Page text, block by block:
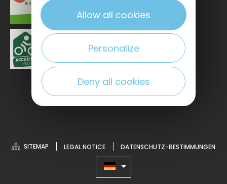
SITEMAP LEGAL NOTICE DATENSCHUTZ-BESTIMMUNGEN
Allow all cookies
Personalize
Deny all cookies